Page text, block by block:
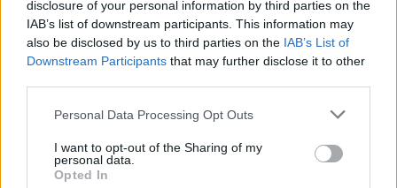
disclosure of your personal information by third parties on the
IAB’s list of downstream participants. This information may
also be disclosed by us to third parties on the IAB’s List of
Downstream Participants that may further disclose it to other
Personal Data Processing Opt Outs
I want to opt-out of the Sharing of my
personal data.
Opted In
supplémentaires sont nécessaires pour confirmer ces effets sur
une période plus longue et dans des groupes plus diversifiés. Enfin,
pour les personnes ayant des problèmes digestifs ou suivant